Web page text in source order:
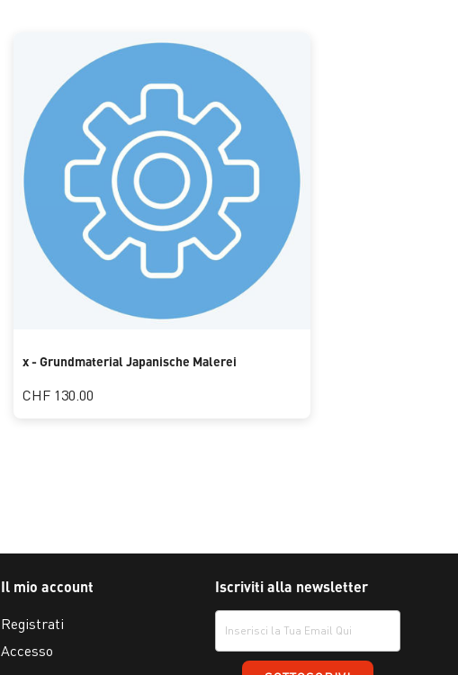
x - Grundmaterial Japanische Malerei
CHF 130.00
Il mio account
Registrati
Accesso
Iscriviti alla newsletter